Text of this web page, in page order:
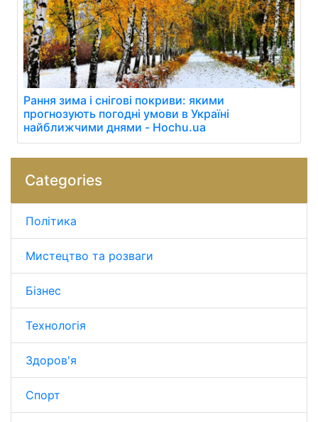
Рання зима і снігові покриви: якими
прогнозують погодні умови в Україні
найближчими днями - Hochu.ua
Categories
Політика
Мистецтво та розваги
Бізнес
Технологія
Здоров'я
Спорт